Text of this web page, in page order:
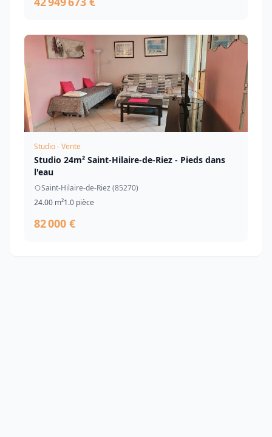
Studio - Vente
Studio 24m² Saint-Hilaire-de-Riez - Pieds dans
l'eau
Saint-Hilaire-de-Riez (85270)
24.00 m²1.0 pièce
82 000 €